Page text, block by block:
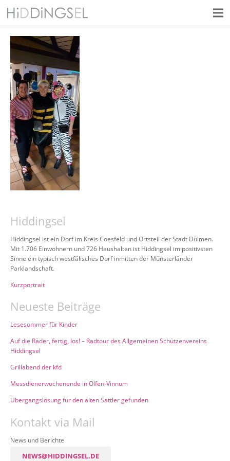
Hiddingsel
Hiddingsel ist ein Dorf im Kreis Coesfeld und Ortsteil der Stadt Dülmen.
Mit 1.706 Einwohnern und 726 Haushalten ist Hiddingsel im positivsten
Sinne ein typisch westfälisches Dorf inmitten der Münsterländer
Parklandschaft.
Kurzportrait
Neueste Beiträge
Lesesommer für Kinder
Auf die Räder, fertig, los! – Radtour des Allgemeinen Schützenvereins
Hiddingsel
Grillabend der kfd
Messdienerwochenende in Olfen-Vinnum
Übergangslösung für den alten Sattler gefunden
Kontakt via Mail
News und Berichte
NEWS@HIDDINGSEL.DE